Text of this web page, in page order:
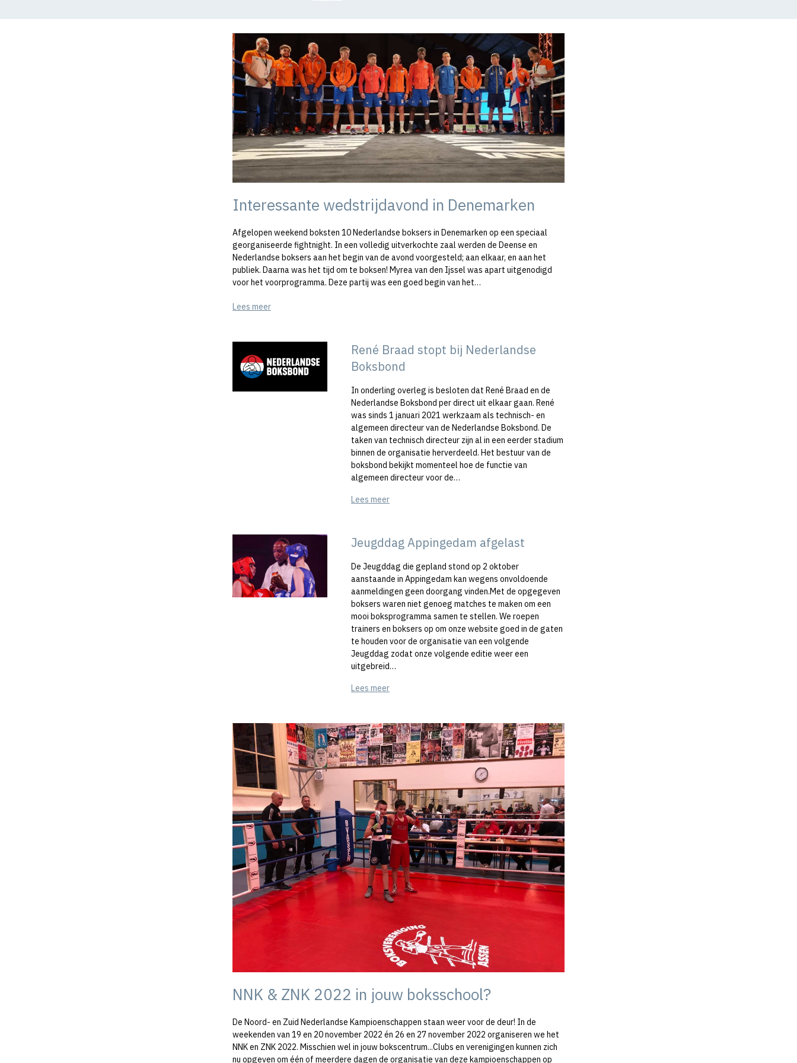
Interessante wedstrijdavond in Denemarken
Afgelopen weekend boksten 10 Nederlandse boksers in Denemarken op een speciaal
georganiseerde fightnight. In een volledig uitverkochte zaal werden de Deense en
Nederlandse boksers aan het begin van de avond voorgesteld; aan elkaar, en aan het
publiek. Daarna was het tijd om te boksen! Myrea van den Ijssel was apart uitgenodigd
voor het voorprogramma. Deze partij was een goed begin van het…
Lees meer
René Braad stopt bij Nederlandse
Boksbond
In onderling overleg is besloten dat René Braad en de
Nederlandse Boksbond per direct uit elkaar gaan. René
was sinds 1 januari 2021 werkzaam als technisch- en
algemeen directeur van de Nederlandse Boksbond. De
taken van technisch directeur zijn al in een eerder stadium
binnen de organisatie herverdeeld. Het bestuur van de
boksbond bekijkt momenteel hoe de functie van
algemeen directeur voor de…
Lees meer
Jeugddag Appingedam afgelast
De Jeugddag die gepland stond op 2 oktober
aanstaande in Appingedam kan wegens onvoldoende
aanmeldingen geen doorgang vinden.Met de opgegeven
boksers waren niet genoeg matches te maken om een
mooi boksprogramma samen te stellen. We roepen
trainers en boksers op om onze website goed in de gaten
te houden voor de organisatie van een volgende
Jeugddag zodat onze volgende editie weer een
uitgebreid…
Lees meer
NNK & ZNK 2022 in jouw boksschool?
De Noord- en Zuid Nederlandse Kampioenschappen staan weer voor de deur! In de
weekenden van 19 en 20 november 2022 én 26 en 27 november 2022 organiseren we het
NNK en ZNK 2022. Misschien wel in jouw bokscentrum...Clubs en verenigingen kunnen zich
nu opgeven om één of meerdere dagen de organisatie van deze kampioenschappen op